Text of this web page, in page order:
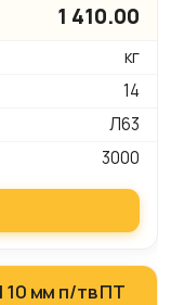
1 410.00
кг
14
Л63
3000
10 мм п/тв ПТ